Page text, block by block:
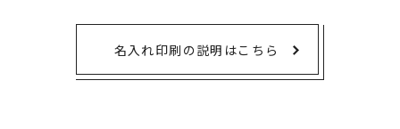
名入れ印刷の説明はこちら